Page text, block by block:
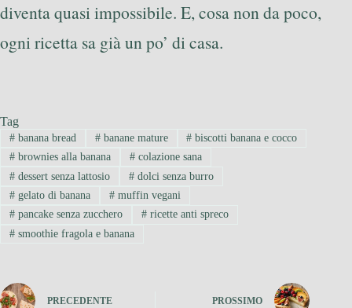
diventa quasi impossibile. E, cosa non da poco,
ogni ricetta sa già un po’ di casa.
Tag
#banana bread #banane mature # biscotti banana e cocco
#brownies alla banana #colazione sana
#dessert senza lattosio #dolci senza burro
#gelato di banana #muffin vegani
#pancake senza zucchero #ricette anti spreco
#smoothie fragola e banana
PRECEDENTE PROSSIMO